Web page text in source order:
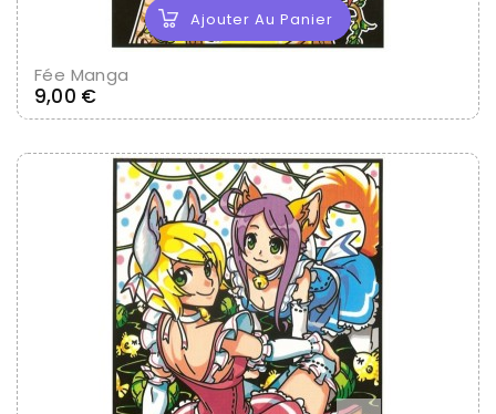
Ajouter Au Panier
Fée Manga
9,00 €Prix